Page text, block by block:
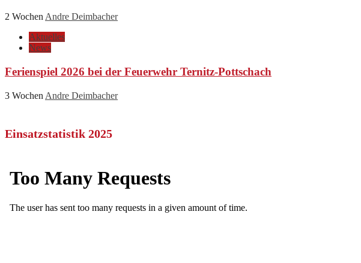
2 WochenAndre Deimbacher
Aktuelles
News
Ferienspiel 2026 bei der Feuerwehr Ternitz-Pottschach
3 Wochen Andre Deimbacher
Einsatzstatistik 2025